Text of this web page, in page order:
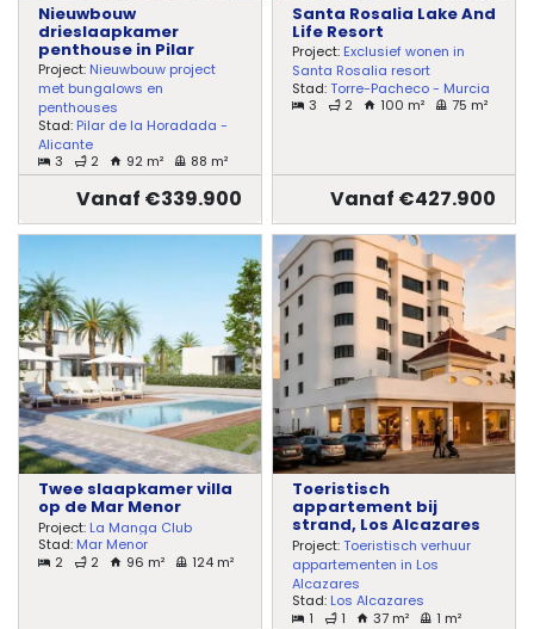
Nieuwbouw
drieslaapkamer
penthouse in Pilar
Project: Nieuwbouw project
met bungalows en
penthouses
Stad: Pilar de la Horadada -
Alicante
3
2 92 m² 88 m²
Vanaf €339.900
Santa Rosalia Lake And
Life Resort
Project: Exclusief wonen in
Santa Rosalia resort
Stad:Torre-Pacheco - Murcia
3
2 100 m² 75 m²
Vanaf €427.900
Twee slaapkamer villa
op de Mar Menor
Project: La Manga Club
Stad: Mar Menor
2
2 96 m² 124 m²
Toeristisch
appartement bij
strand, Los Alcazares
Project:Toeristisch verhuur
appartementen in Los
Alcazares
Stad: Los Alcazares
1
1 37 m² 1 m²